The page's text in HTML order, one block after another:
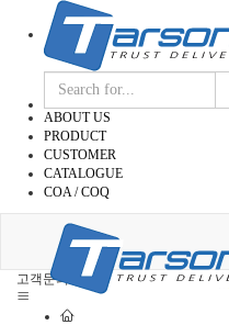
ABOUT US
PRODUCT
CUSTOMER
CATALOGUE
COA / COQ
고객문의